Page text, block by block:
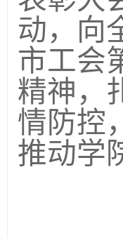
动，向
市工会
精神，
情防控，
推动学